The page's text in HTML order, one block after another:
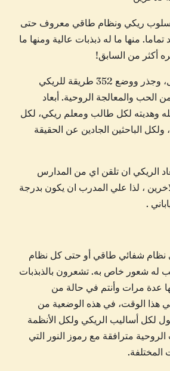
178 أسلوب ريكي ونظام طاقي معروف حتى
تماما. منها ما له ذبذبات عالية ومنها ما
أكثر من السابق!
ان المعلم جيوم صقل، وجذر ووضع 352 طريقة للريكي
الحب والمعالجة الروحية. أبعاد
وهديته لكل طالب ومعلم ريكي، لكل
الباحثين الجادين عن الحقيقة
الريكي ان تلقن اي من المدارس
نوع) للاخرين ، لذا علي المدرب ان يكون بدرجة
.
شفائي طاقي أو حتى كل نظام
له شعور خاص به. تشعرون بالذبذبات
عدة مرات وأنتم في حالة من
هذا الوقت، في هذه الوضعية من
لكل أساليب الريكي ولكل الأنظمة
مترافقة مع رموز النور التي
المختلفة.